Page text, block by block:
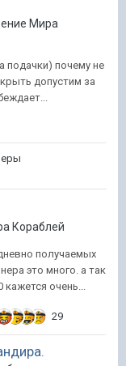
Мира
подачки) почему не
допустим за
Кораблей
получаемых
это много. а так
очень...
29